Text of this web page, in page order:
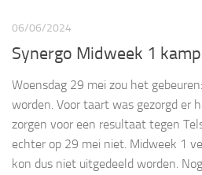
06/06/2024
Synergo Midweek 1
Woensdag 29 mei zou het
worden. Voor taart was gezorgd er
zorgen voor een resultaat tegen
echter op 29 mei niet. Midweek 1
kon dus niet uitgedeeld worden.